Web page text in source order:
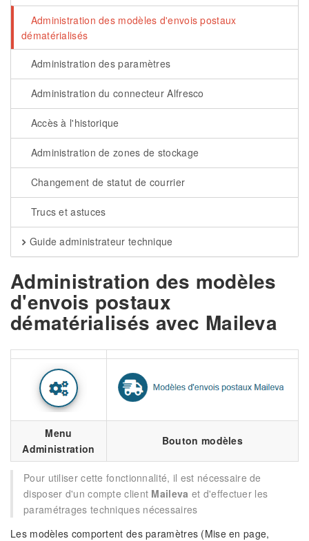
Administration des modèles d'envois postaux
dématérialisés
Administration des paramètres
Administration du connecteur Alfresco
Accès à l'historique
Administration de zones de stockage
Changement de statut de courrier
Trucs et astuces
Guide administrateur technique
Administration des modèles
d'envois postaux
dématérialisés avec Maileva
Menu
Administration
Bouton modèles
Pour utiliser cette fonctionnalité, il est nécessaire de
disposer d'un compte client Maileva et d'effectuer les
paramétrages techniques nécessaires
Les modèles comportent des paramètres (Mise en page,